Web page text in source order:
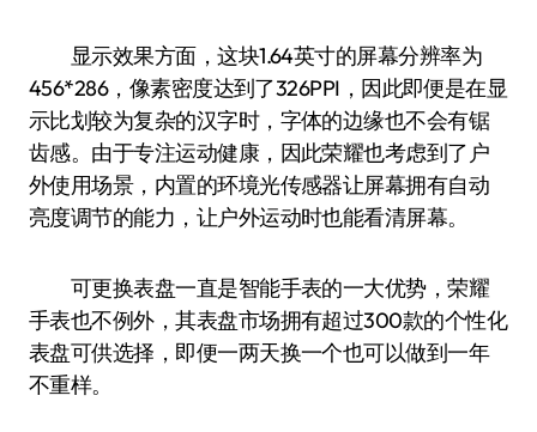
显示效果方面，这块1.64英寸的屏幕分辨率为
456*286，像素密度达到了326PPI，因此即便是在显
示比划较为复杂的汉字时，字体的边缘也不会有锯
齿感。由于专注运动健康，因此荣耀也考虑到了户
外使用场景，内置的环境光传感器让屏幕拥有自动
亮度调节的能力，让户外运动时也能看清屏幕。
可更换表盘一直是智能手表的一大优势，荣耀
手表也不例外，其表盘市场拥有超过300款的个性化
表盘可供选择，即便一两天换一个也可以做到一年
不重样。